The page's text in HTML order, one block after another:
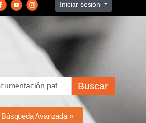
Iniciar sesión
Buscar
Búsqueda Avanzada »